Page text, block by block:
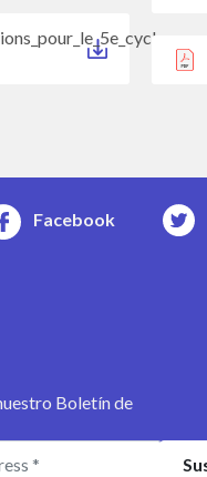
Facebook
Boletín de